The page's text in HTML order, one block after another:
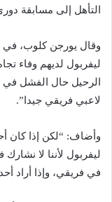
التأهل إلى مسابقة
وقال يورجن كلوب، في
ليفربول لديهم وفاء
الرحيل حال الفشل في
لاعبي فريقي جيدا”.
وأضاف: “لكن إذا كان
ليفربول لأننا لا
في فريقي، وإذا أراد أحد